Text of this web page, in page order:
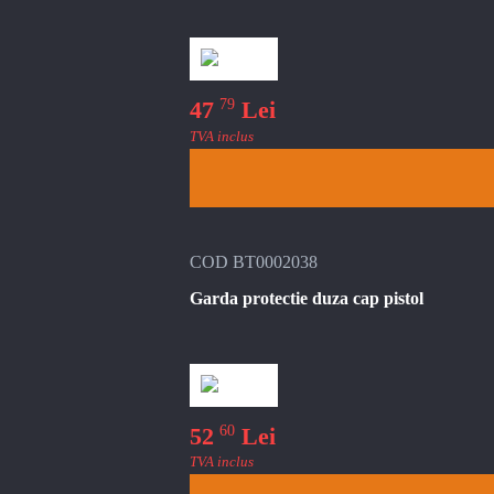
47 79 Lei
TVA inclus
COD BT0002038
Garda protectie duza cap pistol
52 60 Lei
TVA inclus